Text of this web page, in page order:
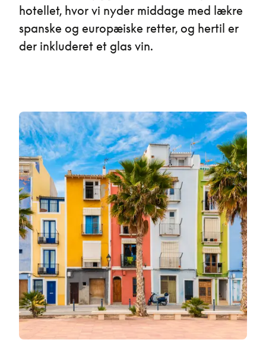
hotellet, hvor vi nyder middage med lækre
spanske og europæiske retter, og hertil er
der inkluderet et glas vin.